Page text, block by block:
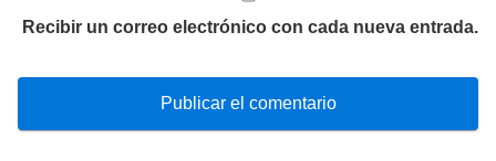
Recibir un correo electrónico con cada nueva entrada.